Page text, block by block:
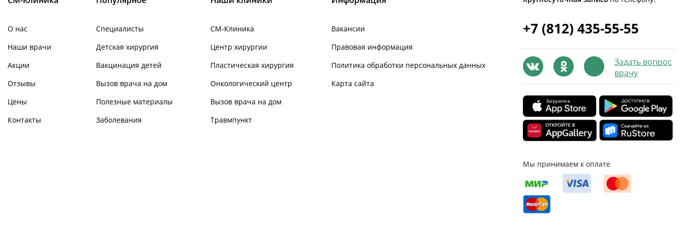
О нас
Наши врачи
Акции
Отзывы
Цены
Контакты
Специалисты
Детская хирургия
Вакцинация детей
Вызов врача на дом
Полезные материалы
Заболевания
СМ-Клиника
Центр хирургии
Пластическая хирургия
Онкологический центр
Вызов врача на дом
Травмпункт
Вакансии
Правовая информация
Политика обработки персональных данных
Карта сайта
+7 (812) 435-55-55
Задать вопрос
врачу
Мы принимаем к оплате